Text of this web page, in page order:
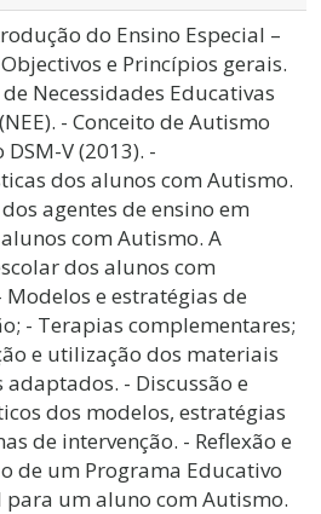
do Ensino Especial –
e Princípios gerais.
Necessidades Educativas
- Conceito de Autismo
V (2013). -
dos alunos com Autismo.
agentes de ensino em
com Autismo. A
dos alunos com
e estratégias de
- Terapias complementares;
e utilização dos materiais
- Discussão e
dos modelos, estratégias
de intervenção. - Reflexão e
de um Programa Educativo
um aluno com Autismo.